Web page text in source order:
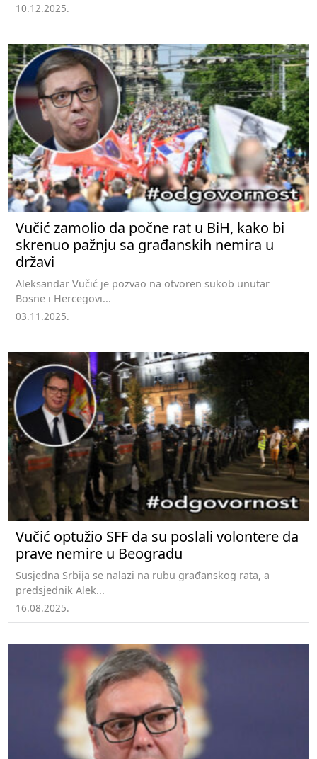
10.12.2025.
Vučić zamolio da počne rat u BiH, kako bi
skrenuo pažnju sa građanskih nemira u
državi
Aleksandar Vučić je pozvao na otvoren sukob unutar
Bosne i Hercegovi...
03.11.2025.
Vučić optužio SFF da su poslali volontere da
prave nemire u Beogradu
Susjedna Srbija se nalazi na rubu građanskog rata, a
predsjednik Alek...
16.08.2025.